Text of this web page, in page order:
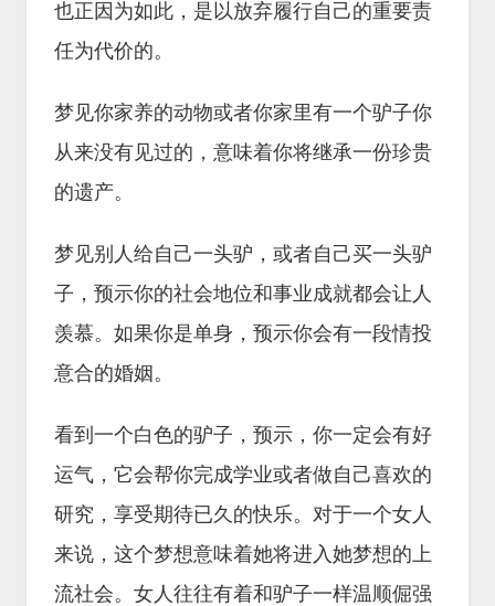
也正因为如此，是以放弃履行自己的重要责
任为代价的。
梦见你家养的动物或者你家里有一个驴子你
从来没有见过的，意味着你将继承一份珍贵
的遗产。
梦见别人给自己一头驴，或者自己买一头驴
子，预示你的社会地位和事业成就都会让人
羡慕。如果你是单身，预示你会有一段情投
意合的婚姻。
看到一个白色的驴子，预示，你一定会有好
运气，它会帮你完成学业或者做自己喜欢的
研究，享受期待已久的快乐。对于一个女人
来说，这个梦想意味着她将进入她梦想的上
流社会。女人往往有着和驴子一样温顺倔强